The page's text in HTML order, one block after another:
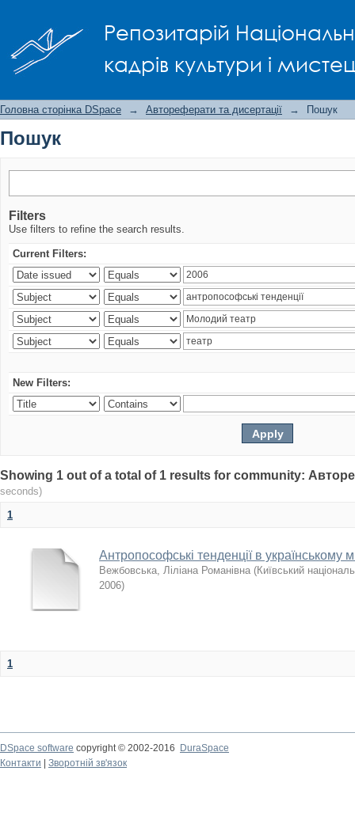
Репозитарій
кадрів культури і
Головна сторінка DSpace → Автореферати та дисертації → Пошук
Пошук
Filters
Use filters to refine the search results.
Current Filters:
New Filters:
Showing 1 out of a total of 1 results for community:
seconds)
1
Антропософські тенденції в українському
Вежбовська, Ліліана Романівна (Київський
2006)
1
DSpace software copyright © 2002-2016
DuraSpace
Контакти
Зворотній зв'язок